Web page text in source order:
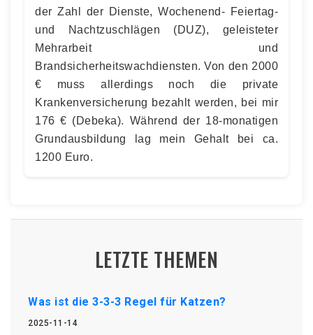
der Zahl der Dienste, Wochenend- Feiertag-
und Nachtzuschlägen (DUZ), geleisteter
Mehrarbeit und
Brandsicherheitswachdiensten. Von den 2000
€ muss allerdings noch die private
Krankenversicherung bezahlt werden, bei mir
176 € (Debeka). Während der 18-monatigen
Grundausbildung lag mein Gehalt bei ca.
1200 Euro.
LETZTE THEMEN
Was ist die 3-3-3 Regel für Katzen?
2025-11-14